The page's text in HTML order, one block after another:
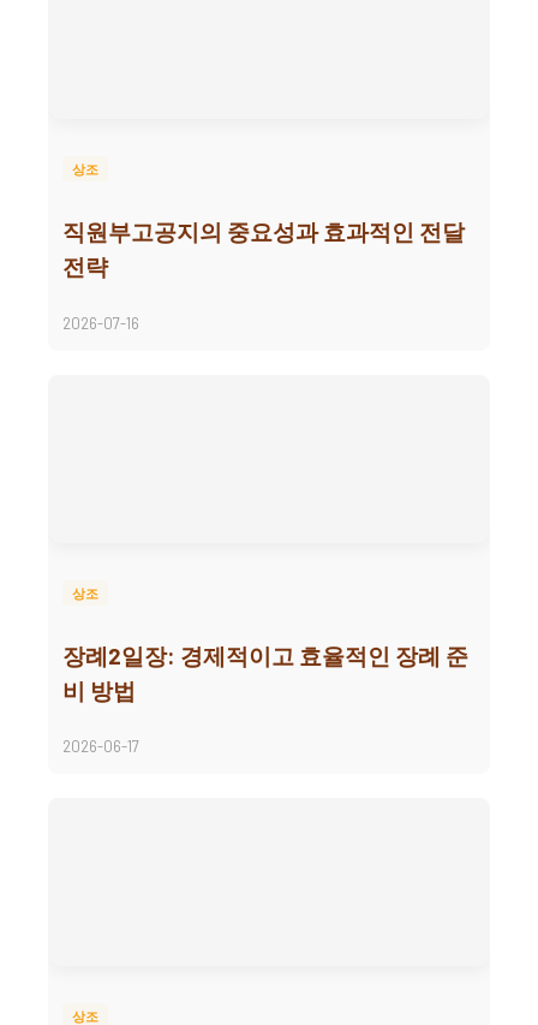
상조
직원부고공지의 중요성과 효과적인 전달
전략
2026-07-16
상조
장례2일장: 경제적이고 효율적인 장례 준
비 방법
2026-06-17
상조